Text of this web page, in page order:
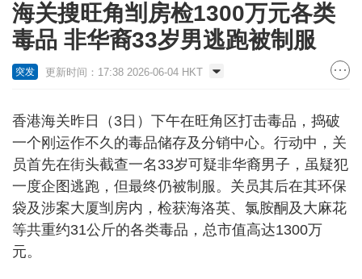
海关搜旺角㓥房检1300万元各类
毒品 非华裔33岁男逃跑被制服
突发 更新时间：17:38 2026-06-04 HKT
香港海关昨日（3日）下午在旺角区打击毒品，捣破
一个刚运作不久的毒品储存及分销中心。行动中，关
员首先在街头截查一名33岁可疑非华裔男子，虽疑犯
一度企图逃跑，但最终仍被制服。关员其后在其环保
袋及涉案大厦㓥房内，检获海洛英、氯胺酮及大麻花
等共重约31公斤的各类毒品，总市值高达1300万
元。